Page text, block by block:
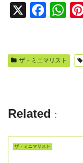
X
F
e
o
k
W
s
ザ・ミニマリスト
Related :
ザ・ミニマリスト